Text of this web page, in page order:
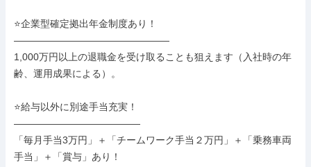
⭐企業型確定拠出年金制度あり！
――――――――――――――――
1,000万円以上の退職金を受け取ることも狙えます（入社時の年
齢、運用成果による）。
⭐給与以外に別途手当充実！
―――――――――――――
「毎月手当3万円」＋「チームワーク手当２万円」＋「乗務車両
手当」＋「賞与」あり！